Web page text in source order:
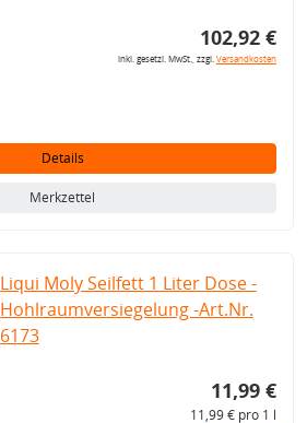
102,92 €
inkl. gesetzl. MwSt., zzgl.Versandkosten
Details
Merkzettel
Liqui Moly Seilfett 1 Liter Dose -
Hohlraumversiegelung -Art.Nr.
6173
11,99 €
11,99 € pro 1 l